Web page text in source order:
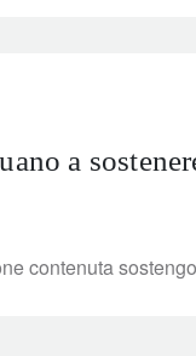
a
contenuta